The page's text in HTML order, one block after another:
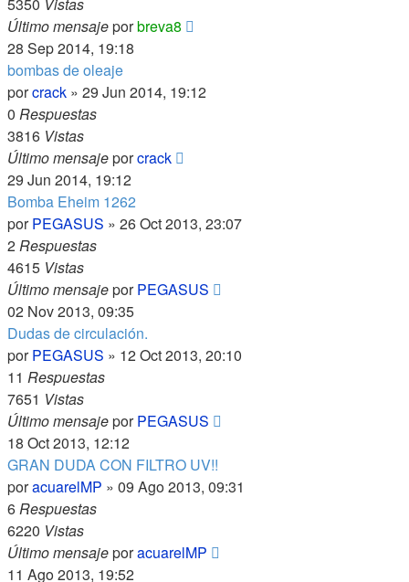
Último mensajeporbreva8
28 Sep 2014, 19:18
bombas de oleaje
porcrack » 29 Jun 2014, 19:12
0 Respuestas
3816 Vistas
Último mensajeporcrack
29 Jun 2014, 19:12
Bomba Eheim 1262
porPEGASUS » 26 Oct 2013, 23:07
2Respuestas
4615 Vistas
Último mensajeporPEGASUS
02 Nov 2013, 09:35
Dudas de circulación.
porPEGASUS » 12 Oct 2013, 20:10
11 Respuestas
7651 Vistas
Último mensajeporPEGASUS
18 Oct 2013, 12:12
GRAN DUDA CON FILTRO UV!!
poracuarelMP » 09 Ago 2013, 09:31
6Respuestas
6220 Vistas
Último mensajeporacuarelMP
11 Ago 2013, 19:52